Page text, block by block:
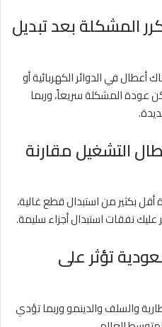
المشكلة بعد تبديل
في الدوائر الكهربائية أو
عودة المشكلة سريعاً، وربما
التشغيل مقارنة
أقل بكثير من استبدال قطع غالية،
نفقات استبدال أجزاء سليمة.
تؤثر على
والسلف والدينمو وربما تؤدي